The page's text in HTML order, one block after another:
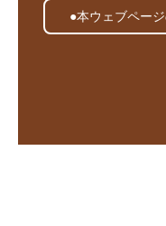
●本ウェブペー